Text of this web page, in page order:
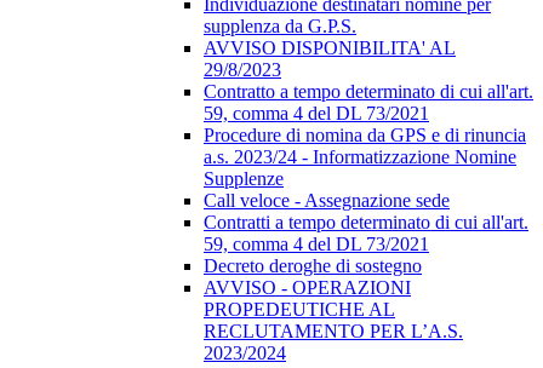
Individuazione destinatari nomine per
supplenza da G.P.S.
AVVISO DISPONIBILITA' AL
29/8/2023
Contratto a tempo determinato di cui all'art.
59, comma 4 del DL 73/2021
Procedure di nomina da GPS e di rinuncia
a.s. 2023/24 - Informatizzazione Nomine
Supplenze
Call veloce - Assegnazione sede
Contratti a tempo determinato di cui all'art.
59, comma 4 del DL 73/2021
Decreto deroghe di sostegno
AVVISO - OPERAZIONI
PROPEDEUTICHE AL
RECLUTAMENTO PER L’A.S.
2023/2024